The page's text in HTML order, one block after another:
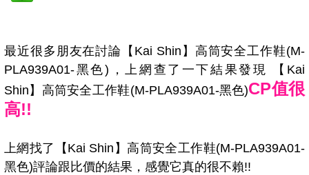
最近很多朋友在討論【Kai Shin】高筒安全工作鞋(M-
PLA939A01-黑色)，上網查了一下結果發現 【Kai
Shin】高筒安全工作鞋(M-PLA939A01-黑色)CP值很
高!!
上網找了【Kai Shin】高筒安全工作鞋(M-PLA939A01-
黑色)評論跟比價的結果，感覺它真的很不賴!!